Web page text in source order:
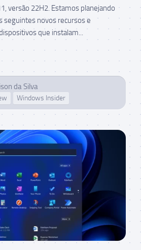
versão 22H2. Estamos planejando
seguintes novos recursos e
que instalam...
da Silva
Windows Insider